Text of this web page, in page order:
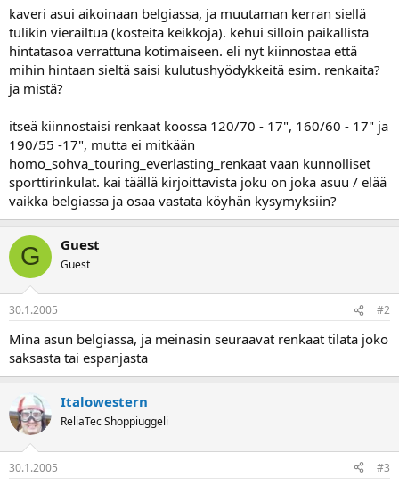
l
o
i
t
a
a
kaveri asui aikoinaan belgiassa, ja muutaman kerran siellä
tulikin vierailtua (kosteita keikkoja). kehui silloin paikallista
hintatasoa verrattuna kotimaiseen. eli nyt kiinnostaa että
mihin hintaan sieltä saisi kulutushyödykkeitä esim. renkaita?
ja mistä?
itseä kiinnostaisi renkaat koossa 120/70 - 17", 160/60 - 17" ja
190/55 -17", mutta ei mitkään
homo_sohva_touring_everlasting_renkaat vaan kunnolliset
sporttirinkulat. kai täällä kirjoittavista joku on joka asuu / elää
vaikka belgiassa ja osaa vastata köyhän kysymyksiin?
G Guest
Guest
30.1.2005 #2
Mina asun belgiassa, ja meinasin seuraavat renkaat tilata joko
saksasta tai espanjasta
Italowestern
ReliaTec Shoppiuggeli
30.1.2005 #3